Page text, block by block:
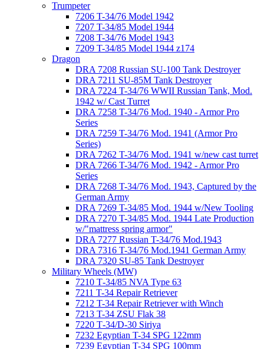
Trumpeter
7206 T-34/76 Model 1942
7207 T-34/85 Model 1944
7208 T-34/76 Model 1943
7209 T-34/85 Model 1944 z174
Dragon
DRA 7208 Russian SU-100 Tank Destroyer
DRA 7211 SU-85M Tank Destroyer
DRA 7224 T-34/76 WWII Russian Tank, Mod.
1942 w/ Cast Turret
DRA 7258 T-34/76 Mod. 1940 - Armor Pro
Series
DRA 7259 T-34/76 Mod. 1941 (Armor Pro
Series)
DRA 7262 T-34/76 Mod. 1941 w/new cast turret
DRA 7266 T-34/76 Mod. 1942 - Armor Pro
Series
DRA 7268 T-34/76 Mod. 1943, Captured by the
German Army
DRA 7269 T-34/85 Mod. 1944 w/New Tooling
DRA 7270 T-34/85 Mod. 1944 Late Production
w/"mattress spring armor"
DRA 7277 Russian T-34/76 Mod.1943
DRA 7316 T-34/76 Mod.1941 German Army
DRA 7320 SU-85 Tank Destroyer
Military Wheels (MW)
7210 Т-34/85 NVA Type 63
7211 T-34 Repair Retriever
7212 T-34 Repair Retriever with Winch
7213 T-34 ZSU Flak 38
7220 Т-34/D-30 Siriya
7232 Egyptian T-34 SPG 122mm
7239 Egyptian T-34 SPG 100mm